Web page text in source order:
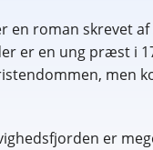
en roman skrevet
er en ung præst i
men
er